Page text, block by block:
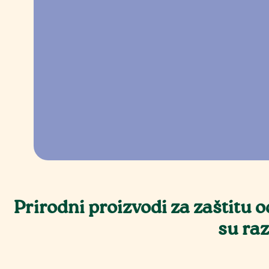
Prirodni proizvodi za zaštitu
su